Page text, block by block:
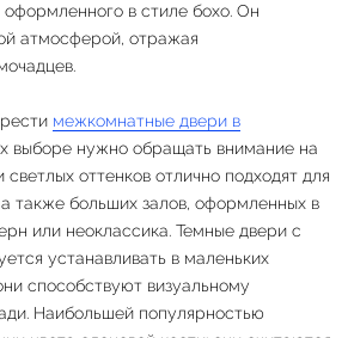
в стиле бохо. Он
атмосферой, отражая
межкомнатные двери в
выборе нужно обращать внимание на
светлых оттенков отлично подходят для
также больших залов, оформленных в
или неоклассика. Темные двери с
устанавливать в маленьких
способствуют визуальному
Наибольшей популярностью